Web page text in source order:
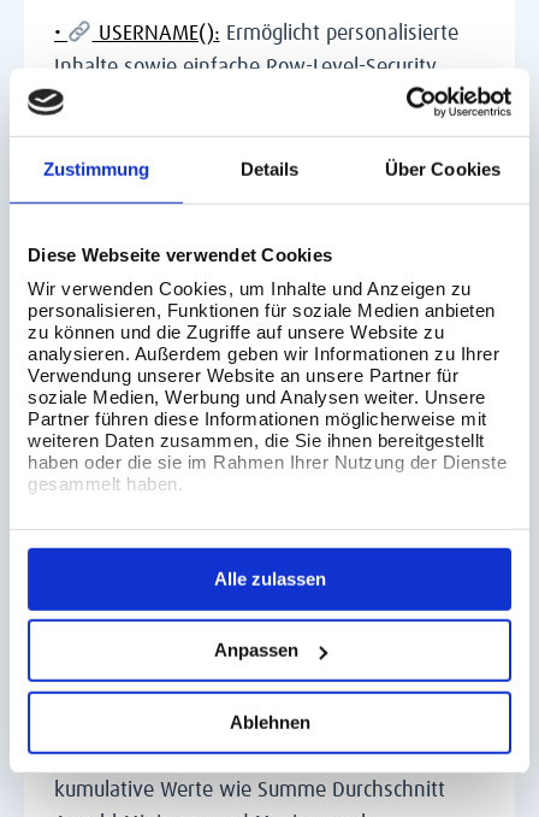
Zustimmung Details Über Cookies
Diese Webseite verwendet Cookies
Wir verwenden Cookies, um Inhalte und Anzeigen zu
personalisieren, Funktionen für soziale Medien anbieten
zu können und die Zugriffe auf unsere Website zu
analysieren. Außerdem geben wir Informationen zu Ihrer
Verwendung unserer Website an unsere Partner für
soziale Medien, Werbung und Analysen weiter. Unsere
Partner führen diese Informationen möglicherweise mit
weiteren Daten zusammen, die Sie ihnen bereitgestellt
haben oder die sie im Rahmen Ihrer Nutzung der Dienste
gesammelt haben.
Alle zulassen
Anpassen
Ablehnen
• USERNAME(): Ermöglicht personalisierte
Inhalte sowie einfache Row-Level-Security
(RLS) in Desktop, Server und Cloud.
Exponenten und eignet sich für
Volumenberechnungen sowie Wurzeln über
Bruchpotenzen.
• RANK & INDEX:ordnet Werte in einer
Partition und ermöglicht wertbasierte Rankings
und Bestenlisten. INDEX gibt die Position der
Zeile unabhängig vom Wert zurück und eignet
sich für Zeilennummerierung, Zebra-Muster und
das Begrenzen auf die ersten N Einträge.
• WINDOW_SUM: bildet gleitende Summen
über einen frei definierbaren Bereich relativ zur
aktuellen Zeile und eignet sich für rollierende
Auswertungen. Die Fenstergrenzen lassen sich
flexibel per Start und Ende oder über die
Tableau-Tabellenberechnung steuern.
• RUNNING Aggregation:berechnen
kumulative Werte wie Summe Durchschnitt